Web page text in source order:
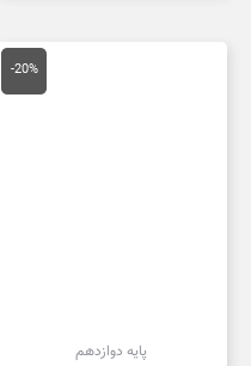
-20%
پایه دوازدهم
60,000 تومان
قیمت
فعلی